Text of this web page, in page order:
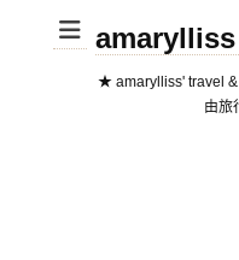
amarylliss
★ amarylliss' travel &
由旅